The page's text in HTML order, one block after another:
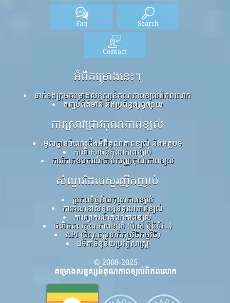
Faq Search
Contact
អំពីគម្រោងនេះ។
ទាក់ទងក្រុមគម្រោងសន្ទស្សន៍គុណភាពខ្យល់ពិភពលោក
កញ្ចប់ព័ត៌មាន និងប្រព័ន្ធផ្សព្វផ្សាយ
ការស្រាវជ្រាវគុណភាពខ្យល់
មូលដ្ឋានចំណេះដឹងអំពីគុណភាពខ្យល់ និងអត្ថបទ
ការពិសោធន៍គុណភាពខ្យល់
ការវិភាគឧបករណ៍ចាប់សញ្ញាគុណភាពខ្យល់
សំណួរដែលសួរញឹកញាប់
ប្រភពទិន្នន័យគុណភាពខ្យល់
ការគណនាសន្ទស្សន៍គុណភាពខ្យល់
ការព្យាករណ៍គុណភាពខ្យល់
ផលិតផលគុណភាពខ្យល់ (ម៉ាស ម៉ូនីទ័រ...)
API (ចំណុចប្រទាក់កម្មវិធីកម្មវិធី)
វេទិកាទិន្នន័យប្រវត្តិសាស្ត្រ
© 2008-2025
គម្រោងសន្ទស្សន៍គុណភាពខ្យល់ពិភពលោក